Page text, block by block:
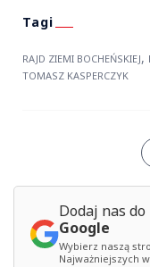
RAJD ZIEMI BOCHEŃSKIEJ,
TOMASZ KASPERCZYK
Dodaj nas do
Google
Wybierz naszą
Najważniejszych